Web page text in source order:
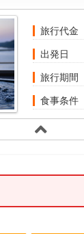
旅行代金
出発日
旅行期間
食事条件